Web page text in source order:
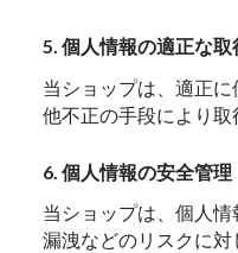
5. 個人情報の適正な取
当ショップは、適正
他不正の手段により取
6. 個人情報の安全管理
当ショップは、個人
漏洩などのリスクに